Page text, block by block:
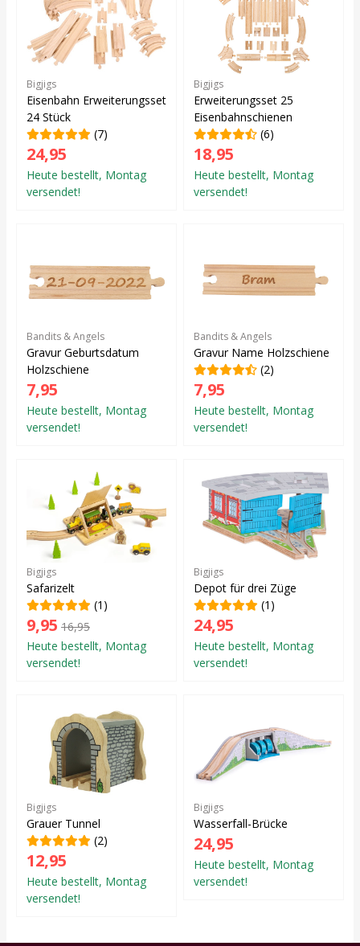
Bigjigs
Eisenbahn Erweiterungsset
24 Stück
(7)
24,95
Heute bestellt, Montag
versendet!
Bigjigs
Erweiterungsset 25
Eisenbahnschienen
(6)
18,95
Heute bestellt, Montag
versendet!
Bandits & Angels
Gravur Geburtsdatum
Holzschiene
7,95
Heute bestellt, Montag
versendet!
Bandits & Angels
Gravur Name Holzschiene
(2)
7,95
Heute bestellt, Montag
versendet!
Bigjigs
Safarizelt
(1)
9,95 16,95
Heute bestellt, Montag
versendet!
Bigjigs
Depot für drei Züge
(1)
24,95
Heute bestellt, Montag
versendet!
Bigjigs
Grauer Tunnel
(2)
12,95
Heute bestellt, Montag
versendet!
Bigjigs
Wasserfall-Brücke
24,95
Heute bestellt, Montag
versendet!